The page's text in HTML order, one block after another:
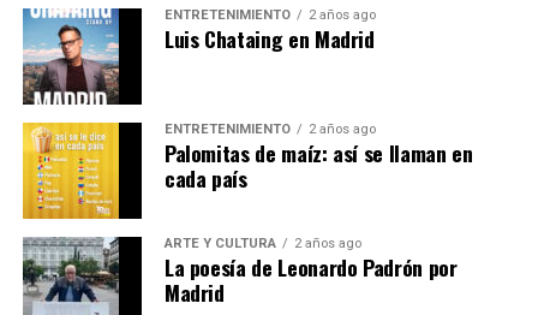
momento en que estará
acompañado por los escritores Karina Sáinz Borgo
y Juan Carlos Méndez Guédez,
escritura y la manera de entender la
poesía que signa el trabajo del autor caraqueño.
Las entradas están agotadas.
Se puede seguir en :
ENTRETENIMIENTO 2 años ago
Luis Chataing en Madrid
ENTRETENIMIENTO 2 años ago
Palomitas de maíz: así se llaman en
cada país
ARTE Y CULTURA 2 años ago
La poesía de Leonardo Padrón por
Madrid